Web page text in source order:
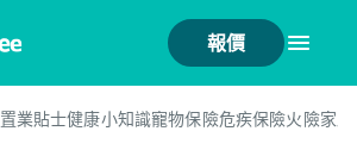
報價
置業貼士健康小知識寵物保險危疾保險火險家